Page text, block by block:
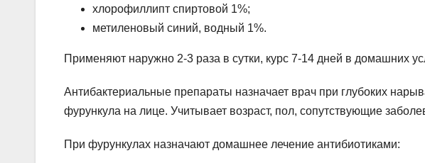
хлорофиллипт спиртовой 1%;
метиленовый синий, водный 1%.
Применяют наружно 2-3 раза в сутки, курс 7-14 дней в домашних
Антибактериальные препараты назначает врач при глубоких
фурункула на лице. Учитывает возраст, пол, сопутствующие
При фурункулах назначают домашнее лечение антибиотиками: